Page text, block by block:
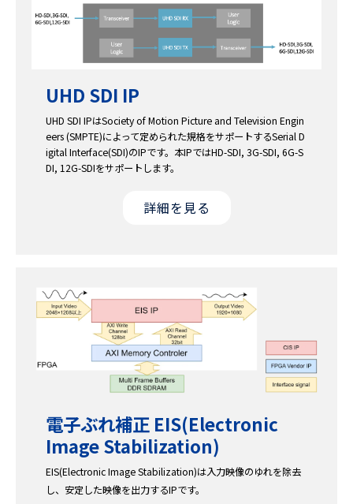
UHD SDI IP
UHD SDI IPはSociety of Motion Picture and Television Engin
eers (SMPTE)によって定められた規格をサポートするSerial D
igital Interface(SDI)のIPです。本IPではHD-SDI, 3G-SDI, 6G-S
DI, 12G-SDIをサポートします。
詳細を見る
電子ぶれ補正​ EIS(Electronic
Image Stabilization)
EIS(Electronic Image Stabilization)は入力映像のゆれを除去
し、安定した映像を出力するIPです。